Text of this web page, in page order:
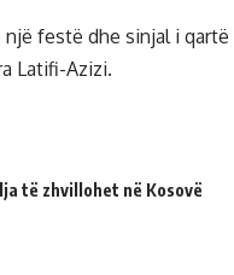
festë dhe sinjal i qartë
Latifi-Azizi.
të zhvillohet në Kosovë